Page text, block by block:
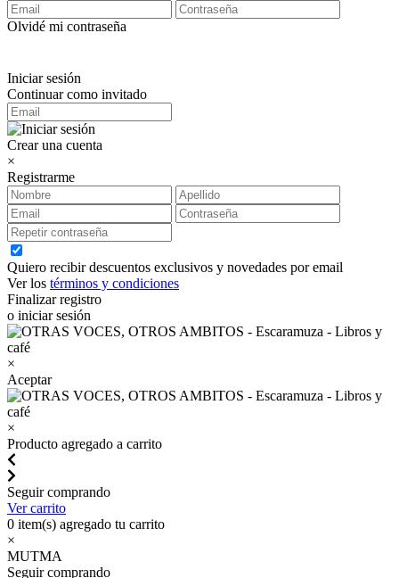
Olvidé mi contraseña
Iniciar sesión
Continuar como invitado
Crear una cuenta
×
Registrarme
Quiero recibir descuentos exclusivos y novedades por email
Ver los términos y condiciones
Finalizar registro
o iniciar sesión
×
Aceptar
×
Producto agregado a carrito
Seguir comprando
Ver carrito
0 item(s) agregado tu carrito
×
MUTMA
Seguir comprando